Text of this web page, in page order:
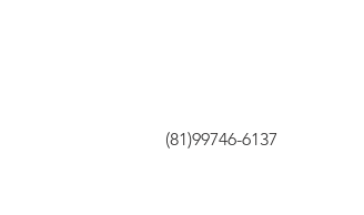
(81)99746-6137